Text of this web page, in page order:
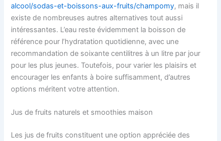
alcool/sodas-et-boissons-aux-fruits/champomy, mais il
existe de nombreuses autres alternatives tout aussi
intéressantes. L’eau reste évidemment la boisson de
référence pour l’hydratation quotidienne, avec une
recommandation de soixante centilitres à un litre par jour
pour les plus jeunes. Toutefois, pour varier les plaisirs et
encourager les enfants à boire suffisamment, d’autres
options méritent votre attention.
Jus de fruits naturels et smoothies maison
Les jus de fruits constituent une option appréciée des